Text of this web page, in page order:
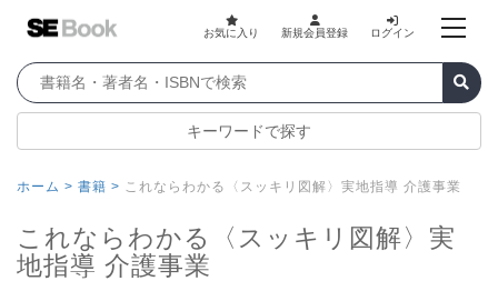
お気に入り 新規会員登録 ログイン
キーワードで探す
ホーム > 書籍 > これならわかる〈スッキリ図解〉実地指導 介護事業
これならわかる〈スッキリ図解〉実
地指導 介護事業